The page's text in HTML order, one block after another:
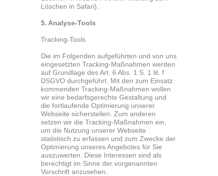
Löschen in Safari).
5. Analyse-Tools
Tracking-Tools
Die im Folgenden aufgeführten und von uns
eingesetzten Tracking-Maßnahmen werden
auf Grundlage des Art. 6 Abs. 1 S. 1 lit. f
DSGVO durchgeführt. Mit den zum Einsatz
kommenden Tracking-Maßnahmen wollen
wir eine bedarfsgerechte Gestaltung und
die fortlaufende Optimierung unserer
Webseite sicherstellen. Zum anderen
setzen wir die Tracking-Maßnahmen ein,
um die Nutzung unserer Webseite
statistisch zu erfassen und zum Zwecke der
Optimierung unseres Angebotes für Sie
auszuwerten. Diese Interessen sind als
berechtigt im Sinne der vorgenannten
Vorschrift anzusehen.